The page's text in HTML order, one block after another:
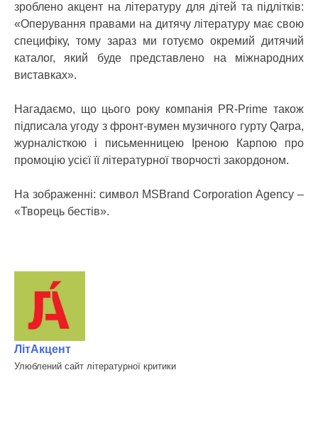
зроблено акцент на літературу для дітей та підлітків:
«Оперування правами на дитячу літературу має свою
специфіку, тому зараз ми готуємо окремий дитячий
каталог, який буде представлено на міжнародних
виставках».
Нагадаємо, що цього року компанія PR-Prime також
підписала угоду з фронт-вумен музичного гурту Qarpa,
журналісткою і письменницею Іреною Карпою про
промоцію усієї її літературної творчості закордоном.
На зображенні: символ MSBrand Corporation Agency –
«Творець бестів».
ЛітАкцент
Улюблений сайт літературної критики